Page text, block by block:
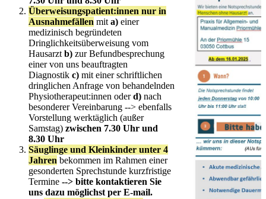
Überweisungspatient:innen nur in
Ausnahmefällen mit a) einer
medizinisch begründeten
Dringlichkeitsüberweisung vom
Hausarzt b) zur Befundbesprechung
einer von uns beauftragten
Diagnostik c) mit einer schriftlichen
dringlichen Anfrage von behandelnden
Physiotherapeut:innen oderd) nach
besonderer Vereinbarung --> ebenfalls
Vorstellung werktäglich (außer
Samstag) zwischen 7.30 Uhr und
8.30 Uhr
Säuglinge und Kleinkinder unter 4
Jahren bekommen im Rahmen einer
gesonderten Sprechstunde kurzfristige
Termine --> bitte kontaktieren Sie
uns dazu möglichst per E-mail.